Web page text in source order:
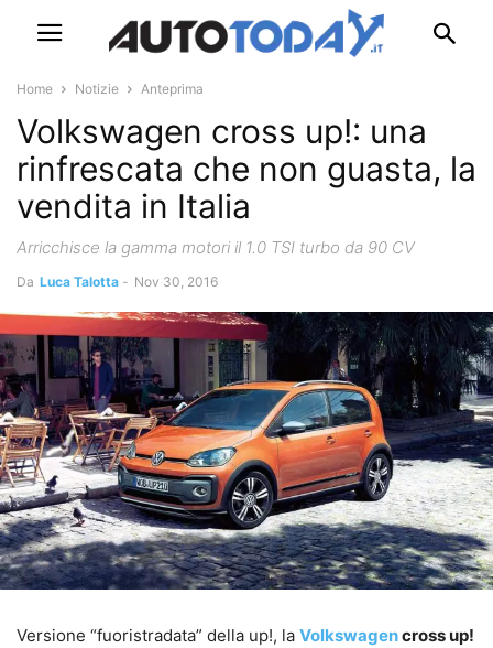
Home Notizie Anteprima
Volkswagen cross up!: una
rinfrescata che non guasta, la
vendita in Italia
Arricchisce la gamma motori il 1.0 TSI turbo da 90 CV
Da Luca Talotta - Nov 30, 2016
Versione “fuoristradata” della up!, la Volkswagencross up!